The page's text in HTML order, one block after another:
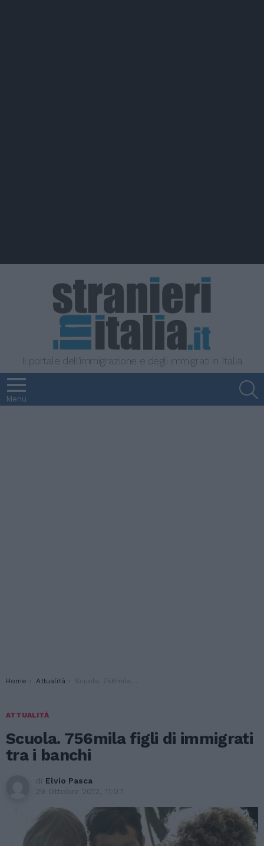
Il portale dell'immigrazione e degli immigrati in Italia
Menu
You are here:
Home Attualità Scuola. 756mila figli di immigrati tra i banchi
ATTUALITÀ
Scuola. 756mila figli di immigrati
tra i banchi
di Elvio Pasca
29 Ottobre 2012, 11:07